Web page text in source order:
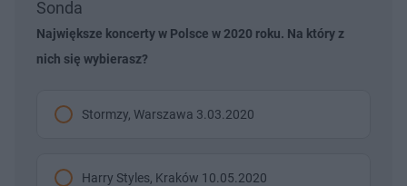
Sonda
Największe koncerty w Polsce w 2020 roku. Na który z
nich się wybierasz?
Stormzy, Warszawa 3.03.2020
Harry Styles, Kraków 10.05.2020